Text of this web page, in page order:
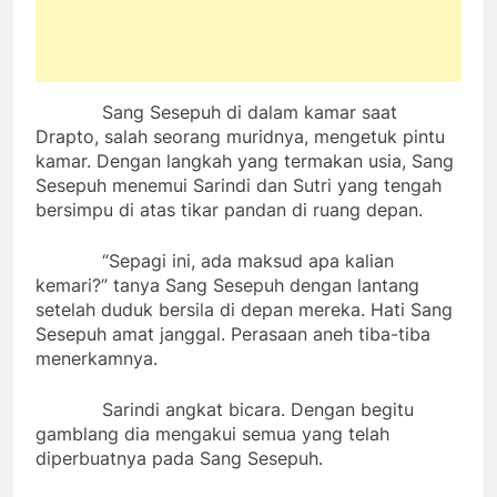
Sang Sesepuh di dalam kamar saat
Drapto, salah seorang muridnya, mengetuk pintu
kamar. Dengan langkah yang termakan usia, Sang
Sesepuh menemui Sarindi dan Sutri yang tengah
bersimpu di atas tikar pandan di ruang depan.
“Sepagi ini, ada maksud apa kalian
kemari?” tanya Sang Sesepuh dengan lantang
setelah duduk bersila di depan mereka. Hati Sang
Sesepuh amat janggal. Perasaan aneh tiba-tiba
menerkamnya.
Sarindi angkat bicara. Dengan begitu
gamblang dia mengakui semua yang telah
diperbuatnya pada Sang Sesepuh.